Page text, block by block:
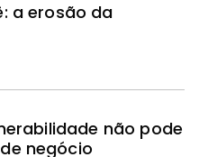
a erosão da
não pode
negócio